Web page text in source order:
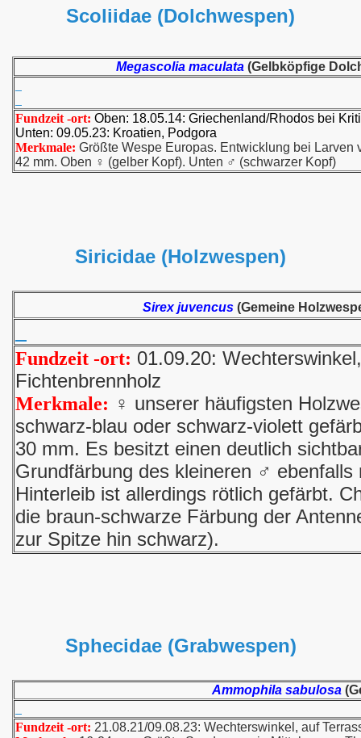
Scoliidae (Dolchwespen)
Megascolia maculata(Gelbköpfige
Fundzeit -ort: Oben: 18.05.14: Griechenland/Rhodos bei
Unten: 09.05.23: Kroatien, Podgora
Merkmale: Größte Wespe Europas. Entwicklung bei Larven
42 mm. Oben ♀ (gelber Kopf). Unten ♂ (schwarzer Kopf)
Siricidae (Holzwespen)
Sirex juvencus(Gemeine
Fundzeit -ort: 01.09.20:
Fichtenbrennholz
Merkmale: ♀ unserer häufigsten
schwarz-blau oder schwarz-violett
30 mm. Es besitzt einen deutlich
Grundfärbung des kleineren ♂ ebenfalls
Hinterleib ist allerdings rötlich gefärbt.
die braun-schwarze Färbung der
zur Spitze hin schwarz).
Sphecidae (Grabwespen)
Ammophila sabulosa
Fundzeit -ort: 21.08.21/09.08.23: Wechterswinkel, auf